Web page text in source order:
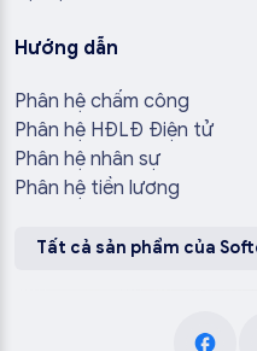
Hướng dẫn
Phân hệ chấm công
Phân hệ HĐLĐ Điện tử
Phân hệ nhân sự
Phân hệ tiền lương
Tất cả sản phẩm của